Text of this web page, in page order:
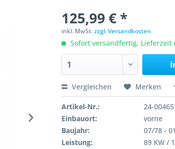
125,99 € *
inkl. MwSt.zzgl. Versandkosten
Sofort versandfertig, Lieferzeit
Vergleichen Merken
Artikel-Nr.:
24-
Einbauort:
vorne
Baujahr:
07/78 -
Leistung:
89 KW /